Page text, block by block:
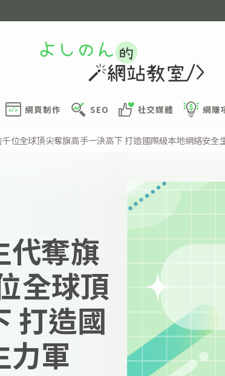
網頁制作 SEO 社交媒體 網賺
位全球頂尖奪旗高手一決高下 打造國際級本地網絡安全
代奪旗
全球頂
打造國
力軍